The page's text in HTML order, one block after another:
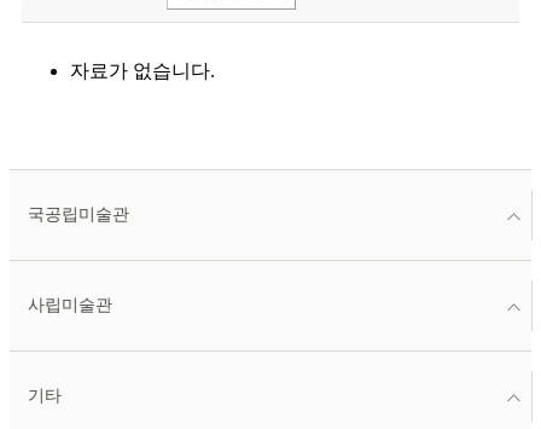
자료가 없습니다.
국공립미술관
사립미술관
기타